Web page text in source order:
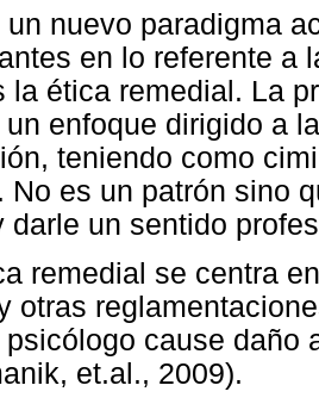
un nuevo paradigma
en lo referente a
la ética remedial. La
un enfoque dirigido a
teniendo como
No es un patrón sino
darle un sentido
remedial se centra
otras
psicólogo cause daño
et.al., 2009).